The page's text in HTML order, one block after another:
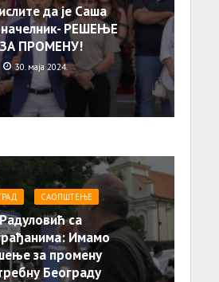
да је Саша
РЕШЕЊЕ
ЗА ПРОМЕНУ!
30. маја 2024.
САОПШТЕЊE
Радуловић са
Имамо
за промену
Београду